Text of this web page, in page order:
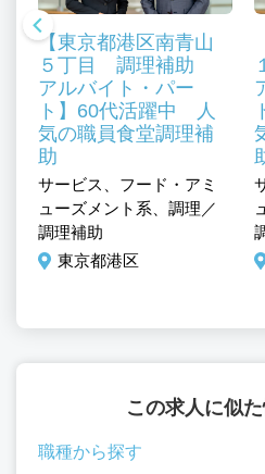
【東京都港区南青山
５丁目 調理補助
アルバイト・パー
ト】60代活躍中 人
気の職員食堂調理補
助
サービス、フード・アミ
ューズメント系、調理／
調理補助
東京都港区
この求人に似
職種から探す